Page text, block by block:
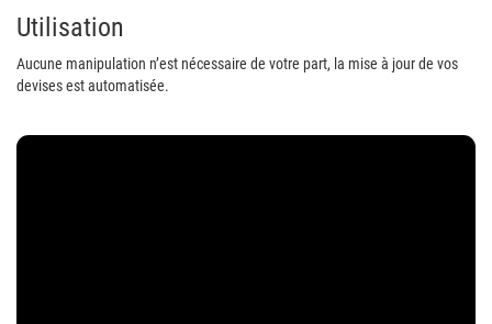
Utilisation
Aucune manipulation n’est nécessaire de votre part, la mise à jour de vos
devises est automatisée.